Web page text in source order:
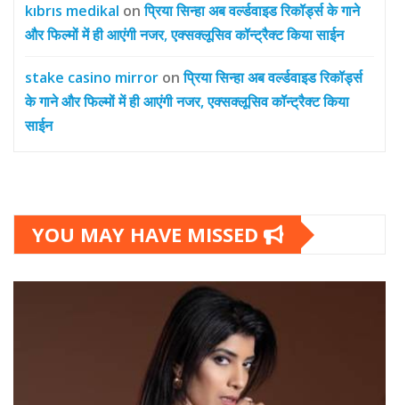
kıbrıs medikal onप्रिया सिन्हा अब वर्ल्डवाइड रिकॉर्ड्स के गाने
और फिल्मों में ही आएंगी नजर, एक्सक्लूसिव कॉन्ट्रैक्ट किया साईन
stake casino mirror onप्रिया सिन्हा अब वर्ल्डवाइड रिकॉर्ड्स
के गाने और फिल्मों में ही आएंगी नजर, एक्सक्लूसिव कॉन्ट्रैक्ट किया
साईन
YOU MAY HAVE MISSED